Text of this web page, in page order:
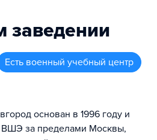
заведении
Есть военный учебный центр
основан в 1996 году и
ВШЭ за пределами Москвы,